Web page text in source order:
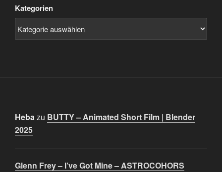
Kategorien
Hebazu BUTTY – Animated Short Film | Blender
2025
Glenn Frey – I’ve Got Mine – ASTROCOHORS